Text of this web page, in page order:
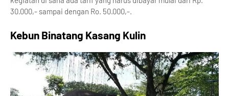
30.000,- sampai dengan Ro. 50.000,-.
Kebun Binatang Kasang Kulin